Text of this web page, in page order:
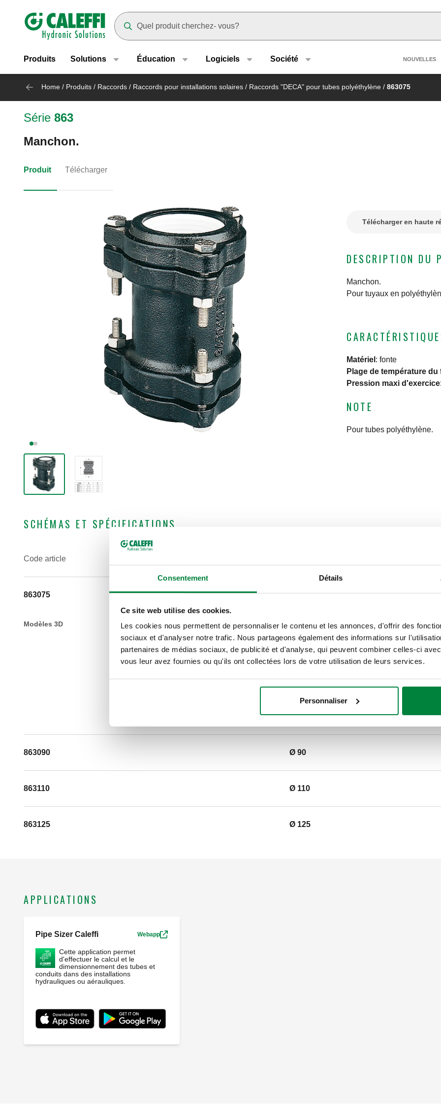
Consentement Détails
Ce site web utilise des cookies.
Les cookies nous permettent de personnaliser le contenu et les annonces, d'offrir des
sociaux et d'analyser notre trafic. Nous partageons également des informations sur
partenaires de médias sociaux, de publicité et d'analyse, qui peuvent combiner celles-ci
vous leur avez fournies ou qu'ils ont collectées lors de votre utilisation de leurs services.
Personnaliser
Header main navigation
Produits Solutions Éducation Logiciels Société NOUVELLES
Home / Produits / Raccords / Raccords pour installations solaires / Raccords "DECA" pour tubes polyéthylène / 863075
Série 863
Manchon.
Produit Télécharger
Télécharger en haute
DESCRIPTION DU
Manchon.
Pour tuyaux en
Matériel : fonte
Plage de température du
Pression maxi d'exercice:
NOTE
Pour tubes polyéthylène.
SCHÉMAS ET SPÉCIFICATIONS
Code article
863075 Ø 75
Modèles 3D Texte d’appel d’offres
CALEFFI, 863075.
Diamètre tuyau: Ø 75.
SCIP code
863090 Ø 90
863110 Ø 110
863125 Ø 125
APPLICATIONS
Pipe Sizer Caleffi Webapp
Cette application permet
d'effectuer le calcul et le
dimensionnement des tubes et
conduits dans des installations
hydrauliques ou aérauliques.